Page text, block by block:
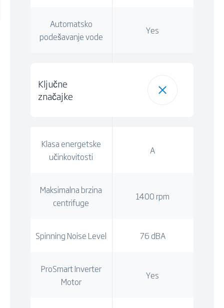
Automatsko
podešavanje vode
Yes
Ključne
značajke
Klasa energetske
učinkovitosti
A
Maksimalna brzina
centrifuge
1400 rpm
Spinning Noise Level 76 dBA
ProSmart Inverter
Motor
Yes